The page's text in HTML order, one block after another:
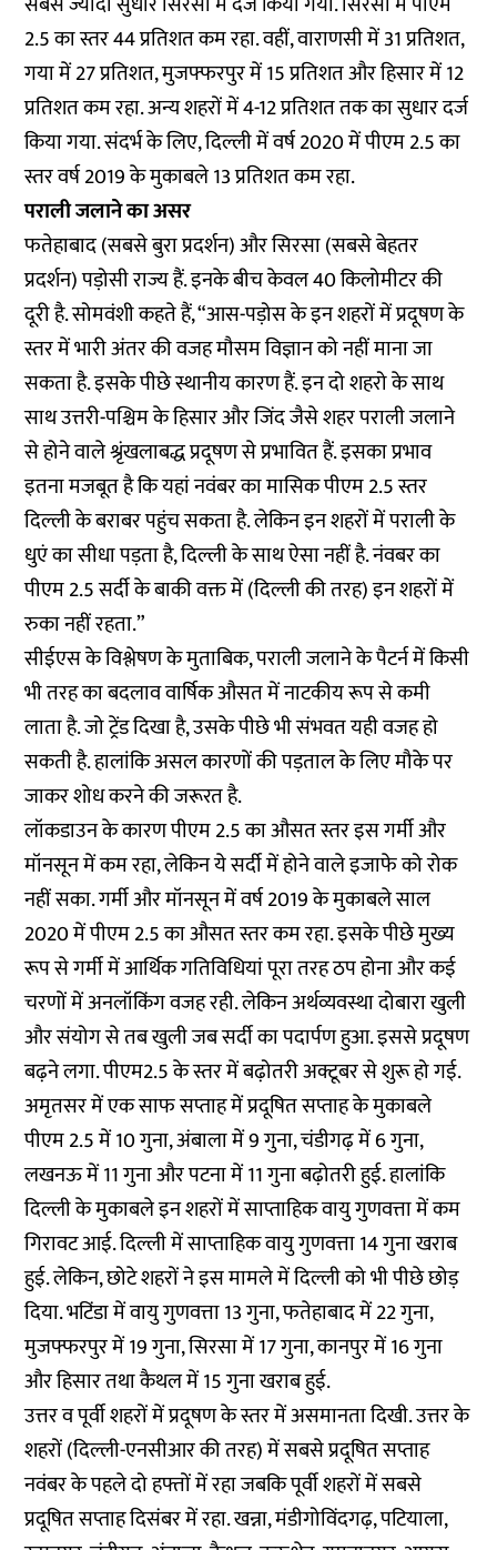
2.5 का स्तर 44 प्रतिशत कम रहा. वहीं, वाराणसी में 31 प्रतिशत,
गया में 27 प्रतिशत, मुजफ्फरपुर में 15 प्रतिशत और हिसार में 12
प्रतिशत कम रहा. अन्य शहरों में 4-12 प्रतिशत तक का सुधार दर्ज
किया गया. संदर्भ के लिए, दिल्ली में वर्ष 2020 में पीएम 2.5 का
स्तर वर्ष 2019 के मुकाबले 13 प्रतिशत कम रहा.
पराली जलाने का असर
फतेहाबाद (सबसे बुरा प्रदर्शन) और सिरसा (सबसे बेहतर
प्रदर्शन) पड़ोसी राज्य हैं. इनके बीच केवल 40 किलोमीटर की
दूरी है. सोमवंशी कहते हैं, “आस-पड़ोस के इन शहरों में प्रदूषण के
स्तर में भारी अंतर की वजह मौसम विज्ञान को नहीं माना जा
सकता है. इसके पीछे स्थानीय कारण हैं. इन दो शहरो के साथ
साथ उत्तरी-पश्चिम के हिसार और जिंद जैसे शहर पराली जलाने
से होने वाले श्रृंखलाबद्ध प्रदूषण से प्रभावित हैं. इसका प्रभाव
इतना मजबूत है कि यहां नवंबर का मासिक पीएम 2.5 स्तर
दिल्ली के बराबर पहुंच सकता है. लेकिन इन शहरों में पराली के
धुएं का सीधा पड़ता है, दिल्ली के साथ ऐसा नहीं है. नंवबर का
पीएम 2.5 सर्दी के बाकी वक्त में (दिल्ली की तरह) इन शहरों में
रुका नहीं रहता.”
सीईएस के विश्लेषण के मुताबिक, पराली जलाने के पैटर्न में किसी
भी तरह का बदलाव वार्षिक औसत में नाटकीय रूप से कमी
लाता है. जो ट्रेंड दिखा है, उसके पीछे भी संभवत यही वजह हो
सकती है. हालांकि असल कारणों की पड़ताल के लिए मौके पर
जाकर शोध करने की जरूरत है.
लॉकडाउन के कारण पीएम 2.5 का औसत स्तर इस गर्मी और
मॉनसून में कम रहा, लेकिन ये सर्दी में होने वाले इजाफे को रोक
नहीं सका. गर्मी और मॉनसून में वर्ष 2019 के मुकाबले साल
2020 में पीएम 2.5 का औसत स्तर कम रहा. इसके पीछे मुख्य
रूप से गर्मी में आर्थिक गतिविधियां पूरा तरह ठप होना और कई
चरणों में अनलॉकिंग वजह रही. लेकिन अर्थव्यवस्था दोबारा खुली
और संयोग से तब खुली जब सर्दी का पदार्पण हुआ. इससे प्रदूषण
बढ़ने लगा. पीएम2.5 के स्तर में बढ़ोतरी अक्टूबर से शुरू हो गई.
अमृतसर में एक साफ सप्ताह में प्रदूषित सप्ताह के मुकाबले
पीएम 2.5 में 10 गुना, अंबाला में 9 गुना, चंडीगढ़ में 6 गुना,
लखनऊ में 11 गुना और पटना में 11 गुना बढ़ोतरी हुई. हालांकि
दिल्ली के मुकाबले इन शहरों में साप्ताहिक वायु गुणवत्ता में कम
गिरावट आई. दिल्ली में साप्ताहिक वायु गुणवत्ता 14 गुना खराब
हुई. लेकिन, छोटे शहरों ने इस मामले में दिल्ली को भी पीछे छोड़
दिया. भटिंडा में वायु गुणवत्ता 13 गुना, फतेहाबाद में 22 गुना,
मुजफ्फरपुर में 19 गुना, सिरसा में 17 गुना, कानपुर में 16 गुना
और हिसार तथा कैथल में 15 गुना खराब हुई.
उत्तर व पूर्वी शहरों में प्रदूषण के स्तर में असमानता दिखी. उत्तर के
शहरों (दिल्ली-एनसीआर की तरह) में सबसे प्रदूषित सप्ताह
नवंबर के पहले दो हफ्तों में रहा जबकि पूर्वी शहरों में सबसे
प्रदूषित सप्ताह दिसंबर में रहा. खन्ना, मंडीगोविंदगढ़, पटियाला,